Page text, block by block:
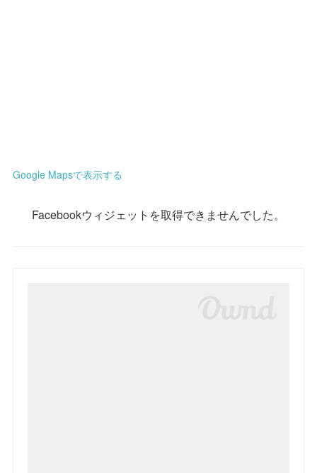
Google Mapsで表示する
Facebookウィジェットを取得できませんでした。